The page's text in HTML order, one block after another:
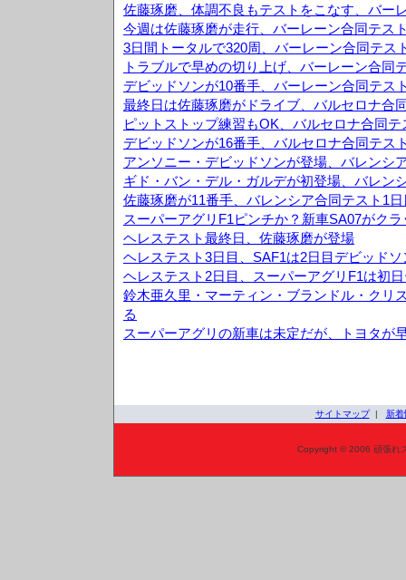
佐藤琢磨、体調不良もテストをこなす、バー
今週は佐藤琢磨が走行、バーレーン合同テス
3日間トータルで320周、バーレーン合同テス
トラブルで早めの切り上げ、バーレーン合同
デビッドソンが10番手、バーレーン合同テス
最終日は佐藤琢磨がドライブ、バルセロナ合
ピットストップ練習もOK、バルセロナ合同テ
デビッドソンが16番手、バルセロナ合同テス
アンソニー・デビッドソンが登場、バレンシ
ギド・バン・デル・ガルデが初登場、バレン
佐藤琢磨が11番手、バレンシア合同テスト1日
スーパーアグリF1ピンチか？新車SA07がク
ヘレステスト最終日、佐藤琢磨が登場
ヘレステスト3日目、SAF1は2日目デビッド
ヘレステスト2日目、スーパーアグリF1は初
鈴木亜久里・マーティン・ブランドル・クリ
る
スーパーアグリの新車は未定だが、トヨタが
サイトマップ| 新着
Copyright © 2006 頑張れ